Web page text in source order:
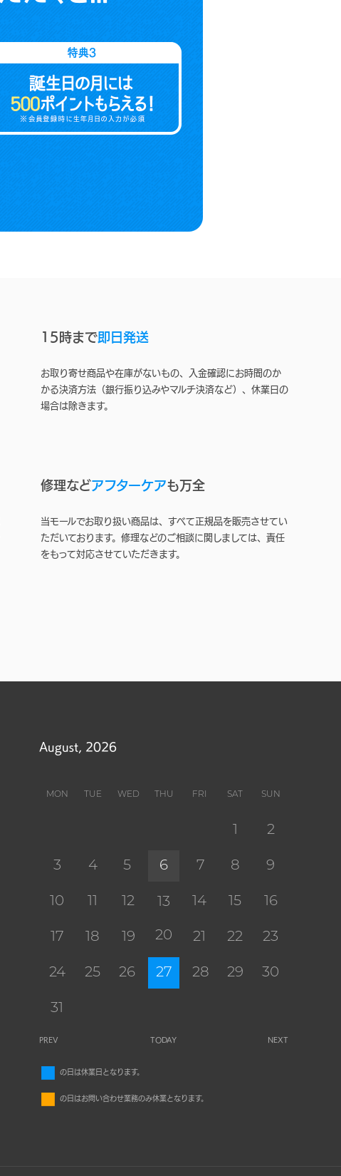
15時まで即日発送
お取り寄せ商品や在庫がないもの、入金確認にお時間のか
かる決済方法（銀行振り込みやマルチ決済など）、休業日の
場合は除きます。
修理などアフターケアも万全
当モールでお取り扱い商品は、すべて正規品を販売させてい
ただいております。修理などのご相談に関しましては、責任
をもって対応させていただきます。
August, 2026
MON TUE WED THU FRI SAT SUN
2
3 4 5 6 7 8 9
10 12 13 14 15 16
17 18 19 20 21 22 23
24 25 26 27 28 29 30
31
PREV TODAY NEXT
の日は休業日となります。
の日はお問い合わせ業務のみ休業となります。